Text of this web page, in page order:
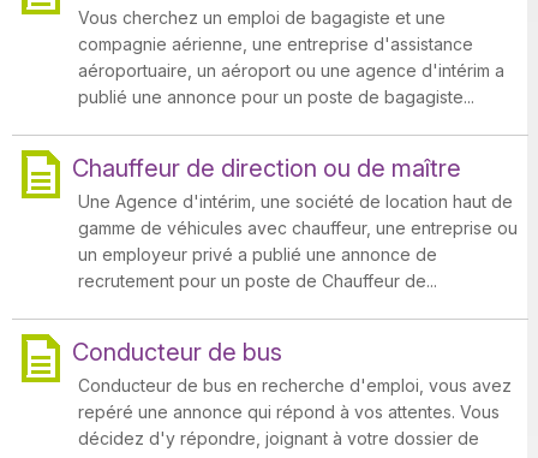
Vous cherchez un emploi de bagagiste et une
compagnie aérienne, une entreprise d'assistance
aéroportuaire, un aéroport ou une agence d'intérim a
publié une annonce pour un poste de bagagiste...
Chauffeur de direction ou de maître
Une Agence d'intérim, une société de location haut de
gamme de véhicules avec chauffeur, une entreprise ou
un employeur privé a publié une annonce de
recrutement pour un poste de Chauffeur de...
Conducteur de bus
Conducteur de bus en recherche d'emploi, vous avez
repéré une annonce qui répond à vos attentes. Vous
décidez d'y répondre, joignant à votre dossier de